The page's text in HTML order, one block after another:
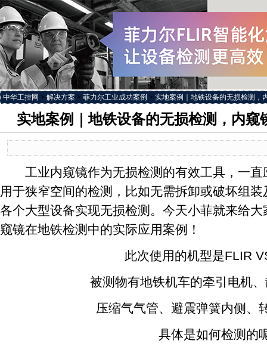
中华工控网 > 解决方案 > 菲力尔工业成功案例 > 实地案例｜地铁设备的无损检测，
实地案例｜地铁设备的无损检测，内窥
工业内窥镜作为无损检测的有效工具，一直
用于狭窄空间的检测，比如无需拆卸或破坏组
各个大型设备实现无损检测。今天小菲就来给
窥镜在地铁检测中的实际应用案例！
此次使用的机型是FLIR
被测物有地铁机车的牵引电机、
压缩气气管、避震弹簧内侧、
具体是如何检测的